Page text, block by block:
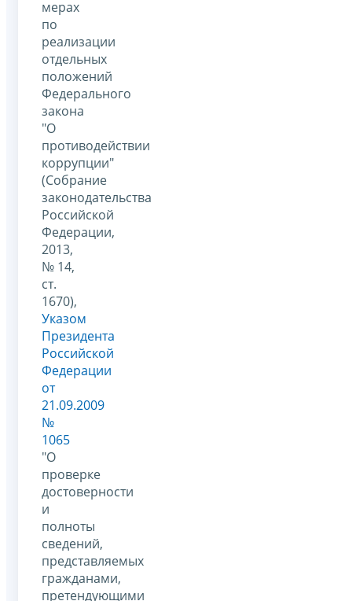
мерах
по
реализации
отдельных
положений
Федерального
закона
"О
противодействии
коррупции"
(Собрание
законодательства
Российской
Федерации,
2013,
№ 14,
ст.
1670),
Указом
Президента
Российской
Федерации
от
21.09.2009
№
1065
"О
проверке
достоверности
и
полноты
сведений,
представляемых
гражданами,
претендующими